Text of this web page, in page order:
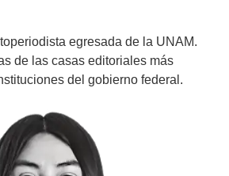
egresada de la UNAM.
de las casas editoriales más
del gobierno federal.